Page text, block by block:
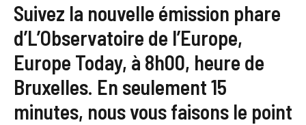
Suivez la nouvelle émission phare
d’L’Observatoire de l’Europe,
Europe Today, à 8h00, heure de
Bruxelles. En seulement 15
minutes, nous vous faisons le point